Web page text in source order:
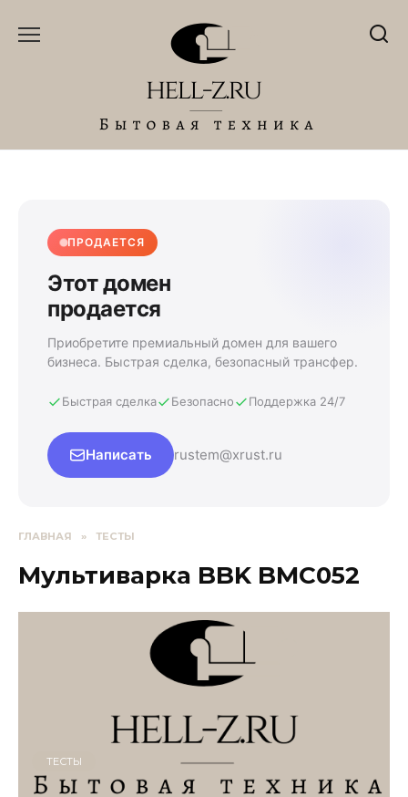
ПРОДАЕТСЯ
Этот домен
продается
Приобретите премиальный домен для вашего
бизнеса. Быстрая сделка, безопасный трансфер.
Быстрая сделка Безопасно Поддержка 24/7
Написать rustem@xrust.ru
ГЛАВНАЯ » ТЕСТЫ
Мультиварка BBK BMC052
ТЕСТЫ